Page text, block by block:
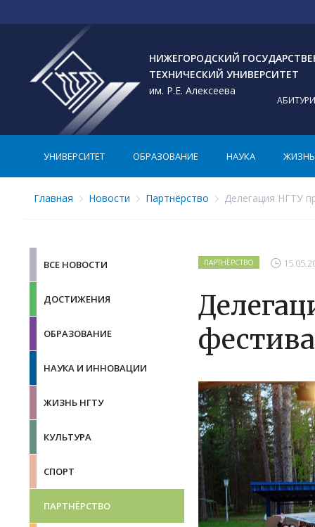
НИЖЕГОРОДСКИЙ
ТЕХНИЧЕСКИЙ УНИВЕРСИТЕТ
им. Р.Е. Алексеева
УНИВЕРСИТЕТ ОБРАЗОВАНИЕ НАУКА ЖИЗНЬ
Главная Новости Партнёрство Делегация НГТУ
ВСЕ НОВОСТИ
ДОСТИЖЕНИЯ
ОБРАЗОВАНИЕ
НАУКА И ИННОВАЦИИ
ЖИЗНЬ НГТУ
КУЛЬТУРА
СПОРТ
ПАРТНЁРСТВО
ПАРТНЁРСТВО